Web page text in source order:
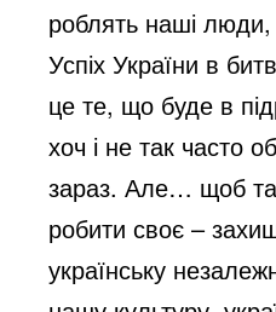
роблять наші люди,
Успіх України в
це те, що буде в
хоч і не так часто
зараз. Але… щоб
робити своє –
українську